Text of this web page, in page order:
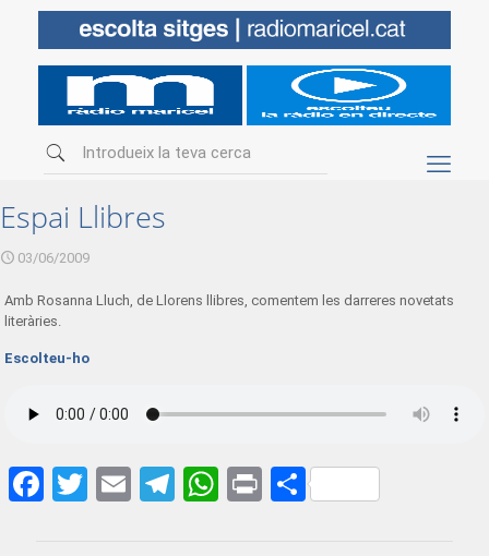
Espai Llibres
03/06/2009
Amb Rosanna Lluch, de Llorens llibres, comentem les darreres novetats
literàries.
Escolteu-ho
Facebook
Twitter
EmailTelegram
WhatsApp
PrintShare